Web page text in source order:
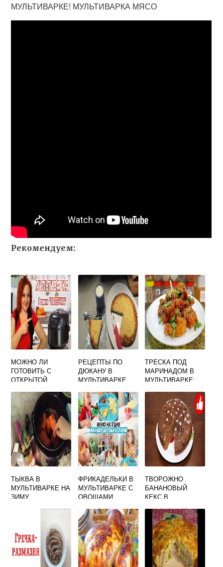
МУЛЬТИВАРКЕ! МУЛЬТИВАРКА МЯСО
Рекомендуем:
МОЖНО ЛИ
ГОТОВИТЬ С
ОТКРЫТОЙ
МУЛЬТИВАРКЕ
РЕДМОНД
РЕЦЕПТЫ ПО
ДЮКАНУ В
МУЛЬТИВАРКЕ
ТРЕСКА ПОД
МАРИНАДОМ В
МУЛЬТИВАРКЕ
ТЫКВА В
МУЛЬТИВАРКЕ НА
ЗИМУ
ФРИКАДЕЛЬКИ В
МУЛЬТИВАРКЕ С
ОВОЩАМИ
ТВОРОЖНО
БАНАНОВЫЙ
КЕКС В